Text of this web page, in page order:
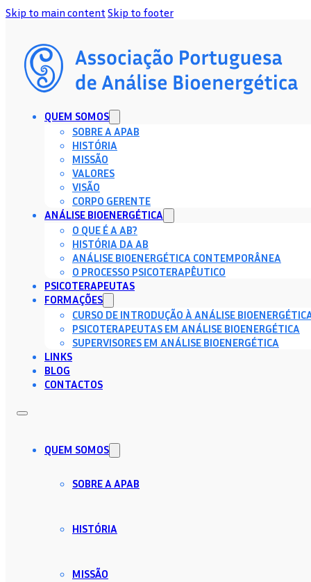
Skip to main contentSkip to footer
QUEM SOMOS
SOBRE A APAB
HISTÓRIA
MISSÃO
VALORES
VISÃO
CORPO GERENTE
ANÁLISE BIOENERGÉTICA
O QUE É A AB?
HISTÓRIA DA AB
ANÁLISE BIOENERGÉTICA CONTEMPORÂNEA
O PROCESSO PSICOTERAPÊUTICO
PSICOTERAPEUTAS
FORMAÇÕES
CURSO DE INTRODUÇÃO À ANÁLISE
PSICOTERAPEUTAS EM ANÁLISE BIOENERGÉTICA
SUPERVISORES EM ANÁLISE BIOENERGÉTICA
LINKS
BLOG
CONTACTOS
QUEM SOMOS
SOBRE A APAB
HISTÓRIA
MISSÃO